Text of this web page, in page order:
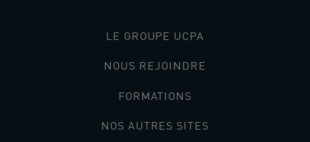
LE GROUPE UCPA
NOUS REJOINDRE
FORMATIONS
NOS AUTRES SITES